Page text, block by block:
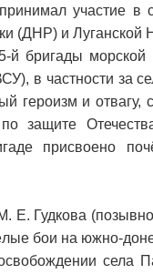
участие в
(ДНР) и Луганской
бригады морской
в частности за
героизм и отвагу,
защите
присвоено
Е. Гудкова
бои на южно-
села